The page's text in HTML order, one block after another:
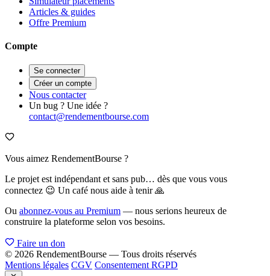
Articles & guides
Offre Premium
Compte
Se connecter
Créer un compte
Nous contacter
Un bug ? Une idée ?
contact@rendementbourse.com
Vous aimez RendementBourse ?
Le projet est indépendant et sans pub… dès que vous vous
connectez 😉 Un café nous aide à tenir 🙏
Ou abonnez-vous au Premium — nous serions heureux de
construire la plateforme selon vos besoins.
Faire un don
© 2026 RendementBourse — Tous droits réservés
Mentions légales CGV Consentement RGPD